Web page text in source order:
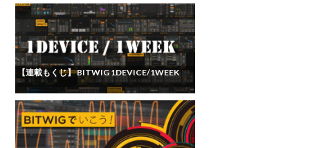
【連載もくじ】 BITWIG 1DEVICE/1WEEK